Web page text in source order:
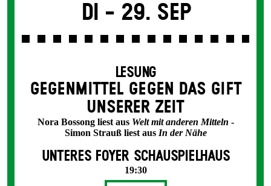
Di - 29. Sep
LESUNG
GEGEN­MITTEL GEGEN DAS GIFT
UNSERER ZEIT
Nora Bossong liest aus Welt mit anderen Mitteln -
Simon Strauß liest aus In der Nähe
UNTERES FOYER SCHAUSPIELHAUS
19:30